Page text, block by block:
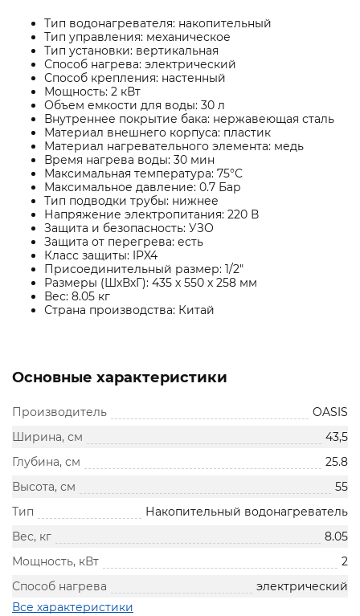
Тип водонагревателя: накопительный
Тип управления: механическое
Тип установки: вертикальная
Способ нагрева: электрический
Способ крепления: настенный
Мощность: 2 кВт
Объем емкости для воды: 30 л
Внутреннее покрытие бака: нержавеющая сталь
Материал внешнего корпуса: пластик
Материал нагревательного элемента: медь
Время нагрева воды: 30 мин
Максимальная температура: 75°С
Максимальное давление: 0.7 Бар
Тип подводки трубы: нижнее
Напряжение электропитания: 220 В
Защита и безопасность: УЗО
Защита от перегрева: есть
Класс защиты: IPX4
Присоединительный размер: 1/2"
Размеры (ШхВхГ): 435 х 550 х 258 мм
Вес: 8.05 кг
Страна производства: Китай
Основные характеристики
Производитель
OASIS
Ширина, см
43,5
Глубина, см
25.8
Высота, см
55
Тип
Накопительный водонагреватель
Вес, кг
8.05
Мощность, кВт
2
Способ нагрева
электрический
Все характеристики